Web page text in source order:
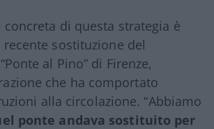
concreta di questa strategia è
sostituzione del
al Pino” di Firenze,
che ha comportato
alla circolazione. “Abbiamo
ponte andava sostituito per